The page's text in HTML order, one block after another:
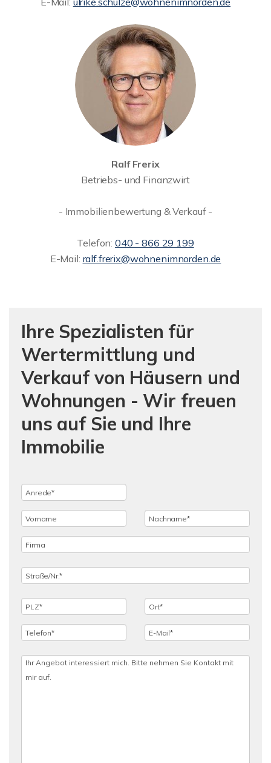
Ralf Frerix
Betriebs- und Finanzwirt
- Immobilienbewertung & Verkauf -
Telefon: 040 - 866 29 199
E-Mail: ralf.frerix@wohnenimnorden.de
Ihre Spezialisten für
Wertermittlung und
Verkauf von Häusern und
Wohnungen - Wir freuen
uns auf Sie und Ihre
Immobilie